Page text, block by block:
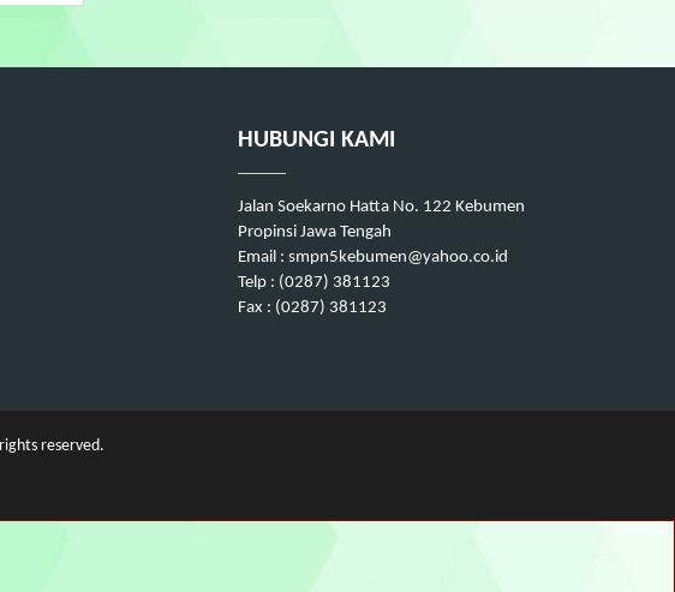
HUBUNGI KAMI
Jalan Soekarno Hatta No. 122 Kebumen
Propinsi Jawa Tengah
Email : smpn5kebumen@yahoo.co.id
Telp : (0287) 381123
Fax : (0287) 381123
reserved.